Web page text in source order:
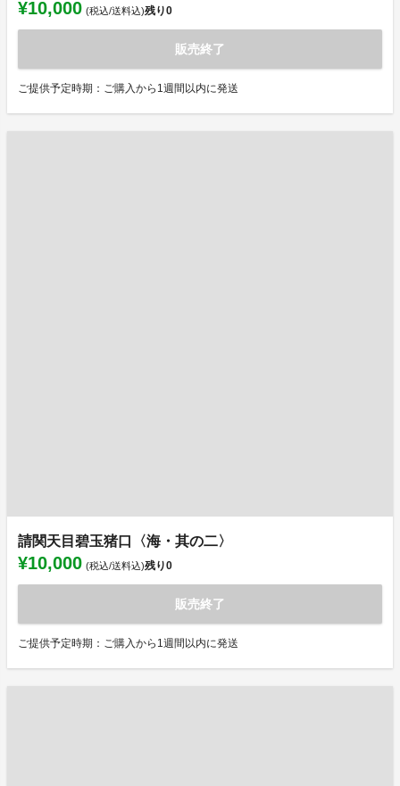
¥10,000 (税込/送料込)残り0
販売終了
ご提供予定時期：ご購入から1週間以内に発送
請関天目碧玉猪口〈海・其の二〉
¥10,000 (税込/送料込)残り0
販売終了
ご提供予定時期：ご購入から1週間以内に発送